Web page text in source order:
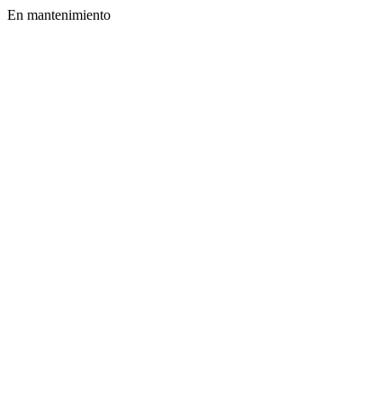
En mantenimiento